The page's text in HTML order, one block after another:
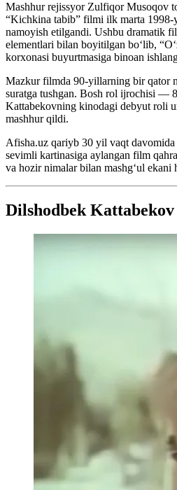
Mashhur rejissyor Zulfiqor Musoqov
“Kichkina tabib” filmi ilk marta 1998-
namoyish etilgandi. Ushbu dramatik
elementlari bilan boyitilgan bo‘lib,
korxonasi buyurtmasiga binoan
Mazkur filmda 90-yillarning bir qator
suratga tushgan. Bosh rol ijrochisi —
Kattabekovning kinodagi debyut roli
mashhur qildi.
Afisha.uz qariyb 30 yil vaqt
sevimli kartinasiga aylangan film
va hozir nimalar bilan mashg‘ul ekani
Dilshodbek Kattabekov